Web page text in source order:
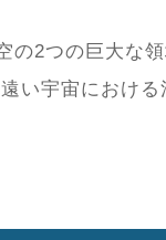
の2つの巨大な
い宇宙におけ